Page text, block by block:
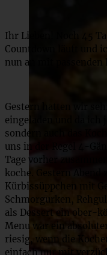
Ihr Lieben! Noch 45
Countdown läuft und
nun an mit passenden
Gestern hatten wir
eingeladen und da ich
sondern auch das
uns in der Regel 4-
Tage vorher
koche. Gestern Abend
Kürbissüppchen mit
Schmorgurken,
als Dessert ein ober-
Menu war ein
riesig, wenn die
einfach nur mit